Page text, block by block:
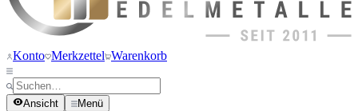
Konto Merkzettel Warenkorb
Ansicht Menü